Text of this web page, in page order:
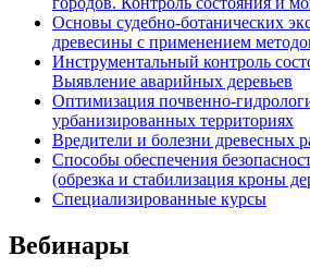
Основы судебно-ботанических
древесины с применением
Инструментальный контроль
Выявление аварийных деревьев
Оптимизация почвенно-
урбанизированных территориях
Вредители и болезни древесных
Способы обеспечения
(обрезка и стабилизация кроны
Специализированные курсы
Вебинары